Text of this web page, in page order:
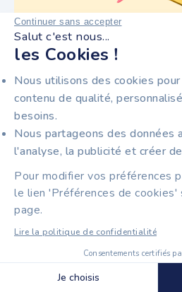
Continuer sans accepter
Salut c'est nous...
les Cookies !
Nous utilisons des cookies
contenu de qualité,
besoins.
Nous partageons des données
l'analyse, la publicité et créer
Pour modifier vos préférences
le lien 'Préférences de cookies'
page.
Lire la politique de confidentialité
Consentements certifiés
Je choisis
🍪 Cookies
7 min Facturation électronique
SANCTION FACTURE
QUELLES SONT LES AMENDES ?
LES
PUBLIÉS